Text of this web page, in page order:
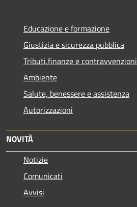
Educazione e formazione
Giustizia e sicurezza pubblica
Tributi,finanze e contravvenzioni
Ambiente
Salute, benessere e assistenza
Autorizzazioni
NOVITÀ
Notizie
Comunicati
Avvisi